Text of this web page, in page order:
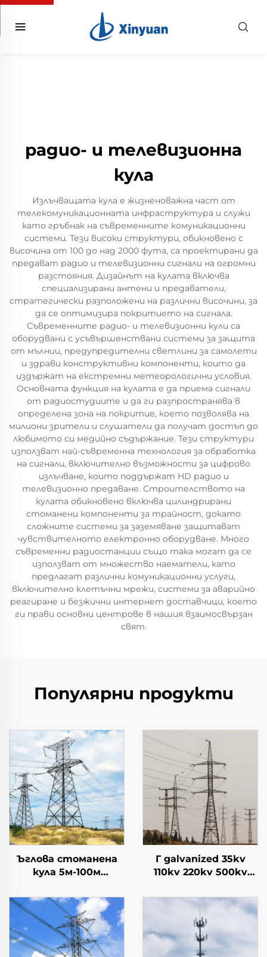
радио- и телевизионна
кула
Излъчващата кула е жизненоважна част от
телекомуникационната инфраструктура и служи
като гръбнак на съвременните комуникационни
системи. Тези високи структури, обикновено с
височина от 100 до над 2000 фута, са проектирани да
предават радио и телевизионни сигнали на огромни
разстояния. Дизайнът на кулата включва
специализирани антени и предаватели,
стратегически разположени на различни височини, за
да се оптимизира покритието на сигнала.
Съвременните радио- и телевизионни кули са
оборудвани с усъвършенствани системи за защита
от мълнии, предупредителни светлини за самолети
и здрави конструктивни компоненти, които да
издържат на екстремни метеорологични условия.
Основната функция на кулата е да приема сигнали
от радиостудиите и да ги разпространява в
определена зона на покритие, което позволява на
милиони зрители и слушатели да получат достъп до
любимото си медийно съдържание. Тези структури
използват най-съвременна технология за обработка
на сигнали, включително възможности за цифрово
излъчване, които поддържат HD радио и
телевизионно предаване. Строителството на
кулата обикновено включва цилиндрирани
стоманени компоненти за трайност, докато
сложните системи за заземяване защитават
чувствителното електронно оборудване. Много
съвременни радиостанции също така могат да се
използват от множество наематели, като
предлагат различни комуникационни услуги,
включително клетъчни мрежи, системи за аварийно
реагиране и безжични интернет доставчици, което
ги прави основни центрове в нашия взаимосвързан
свят.
Популярни продукти
Ъглова стоманена
кула 5м-100м
персонализирана
стоманена
решетъчна кула за
електрическа линия
за предаване
Г galvanized 35kv
110kv 220kv 500kv
Високоволтова
стоманена кула за
предаване на
електрическа
енергия на фабрична